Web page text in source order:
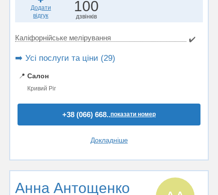
Додати
відгук
100
дзвінків
Каліфорнійське мелірування ✔️
➡️ Усі послуги та ціни (29)
📍 Салон
Кривий Ріг
+38 (066) 668..показати номер
Докладніше
Анна Антощенко